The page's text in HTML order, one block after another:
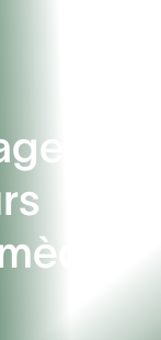
les